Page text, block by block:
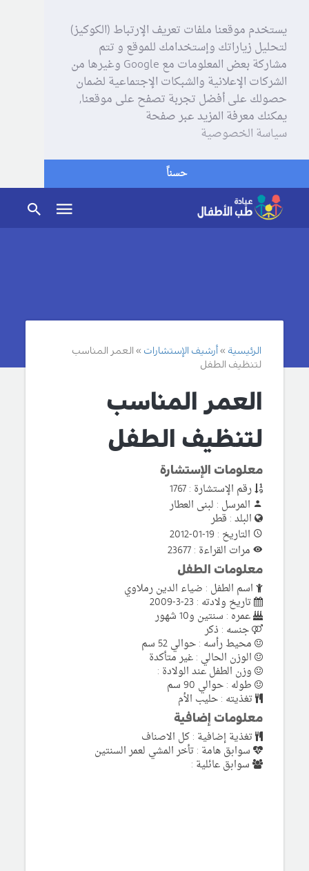
يستخدم موقعنا ملفات تعريف الإرتباط (الكوكيز)
لتحليل زياراتك وإستخدامك للموقع و تتم
مشاركة بعض المعلومات مع Google وغيرها من
الشركات الإعلانية والشبكات الإجتماعية لضمان
حصولك على أفضل تجربة تصفح على موقعنا,
يمكنك معرفة المزيد عبر صفحة
سياسة الخصوصية
حسناً
الرئيسية أرشيف الإستشارات
العمر المناسب
لتنظيف الطفل
العمر المناسب
لتنظيف الطفل
معلومات الإستشارة
رقم الإستشارة : 1767
المرسل : لبنى العطار
البلد : قطر
التاريخ : 19-01-2012
مرات القراءة : 23677
معلومات الطفل
اسم الطفل : ضياء الدين رملاوي
تاريخ ولادته : 23-3-2009
عمره : سنتين و10 شهور
جنسه : ذكر
محيط رأسه : حوالي 52 سم
الوزن الحالي : غير متأكدة
وزن الطفل عند الولادة :
طوله : حوالي 90 سم
تغذيته : حليب الأم
معلومات إضافية
تغذية إضافية : كل الاصناف
سوابق هامة : تأخر المشي لعمر السنتين
سوابق عائلية :